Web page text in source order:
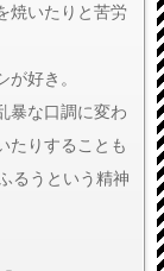
焼いたりと苦労
が好き。
暴な口調に変わ
たりすることも
るうという精神